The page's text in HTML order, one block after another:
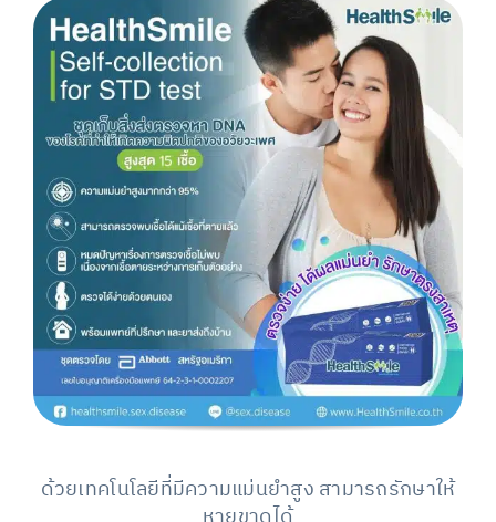
ด้วยเทคโนโลยีที่มีความแม่นยำสูง สามารถรักษาให้